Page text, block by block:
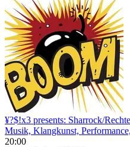
¥?$!x3 presents: Sharrock/
Musik, Klangkunst,
20:00